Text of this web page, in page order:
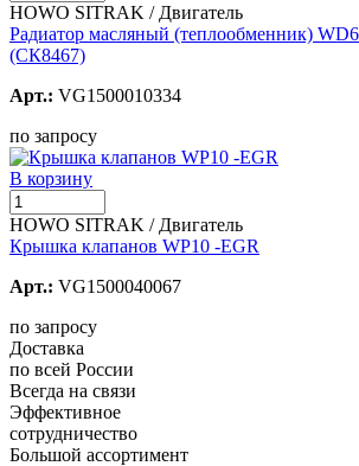
HOWO SITRAK / Двигатель
Радиатор масляный (теплообменник)
(СК8467)
Арт.: VG1500010334
по запросу
В корзину
HOWO SITRAK / Двигатель
Крышка клапанов WP10 -EGR
Арт.: VG1500040067
по запросу
Доставка
по всей России
Всегда на связи
Эффективное
сотрудничество
Большой ассортимент